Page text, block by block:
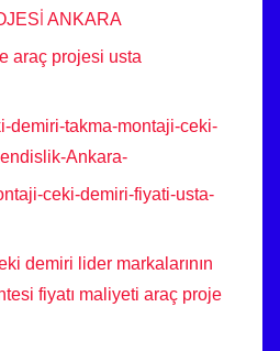
ANKARA
araç projesi usta
demiri-takma-montaji-ceki-
Ankara-
ceki-demiri-fiyati-usta-
demiri lider markalarının
fiyatı maliyeti araç proje